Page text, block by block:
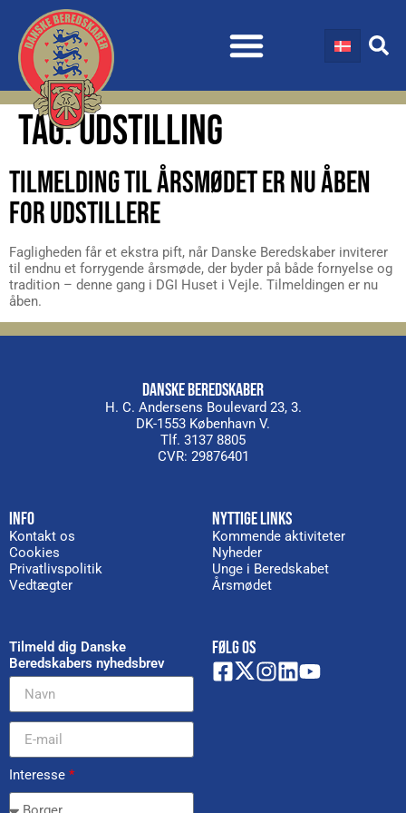
TAG:UDSTILLING
TILMELDING TIL ÅRSMØDET ER NU ÅBEN
FOR UDSTILLERE
Fagligheden får et ekstra pift, når Danske Beredskaber inviterer
til endnu et forrygende årsmøde, der byder på både fornyelse og
tradition – denne gang i DGI Huset i Vejle. Tilmeldingen er nu
åben.
DANSKE BEREDSKABER
H. C. Andersens Boulevard 23, 3.
DK-1553 København V.
Tlf. 3137 8805
CVR: 29876401
INFO
Kontakt os
Cookies
Privatlivspolitik
Vedtægter
NYTTIGE LINKS
Kommende aktiviteter
Nyheder
Unge i Beredskabet
Årsmødet
Tilmeld dig Danske
Beredskabers nyhedsbrev
Interesse *
FØLG OS